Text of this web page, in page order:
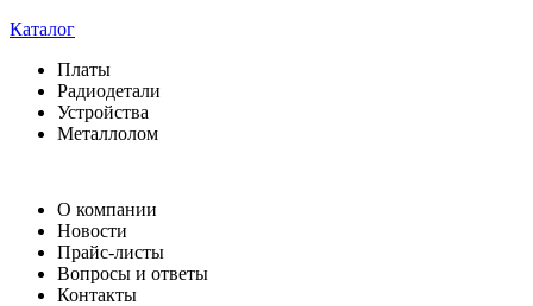
Каталог
Платы
Радиодетали
Устройства
Металлолом
О компании
Новости
Прайс-листы
Вопросы и ответы
Контакты